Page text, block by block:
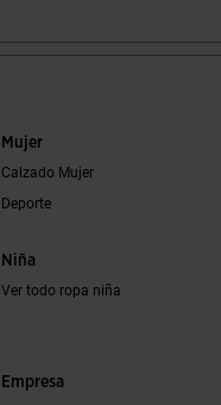
5 sobre 5 de
Mujer
Calzado Mujer
Deporte
Niña
Ver todo ropa niña
Empresa